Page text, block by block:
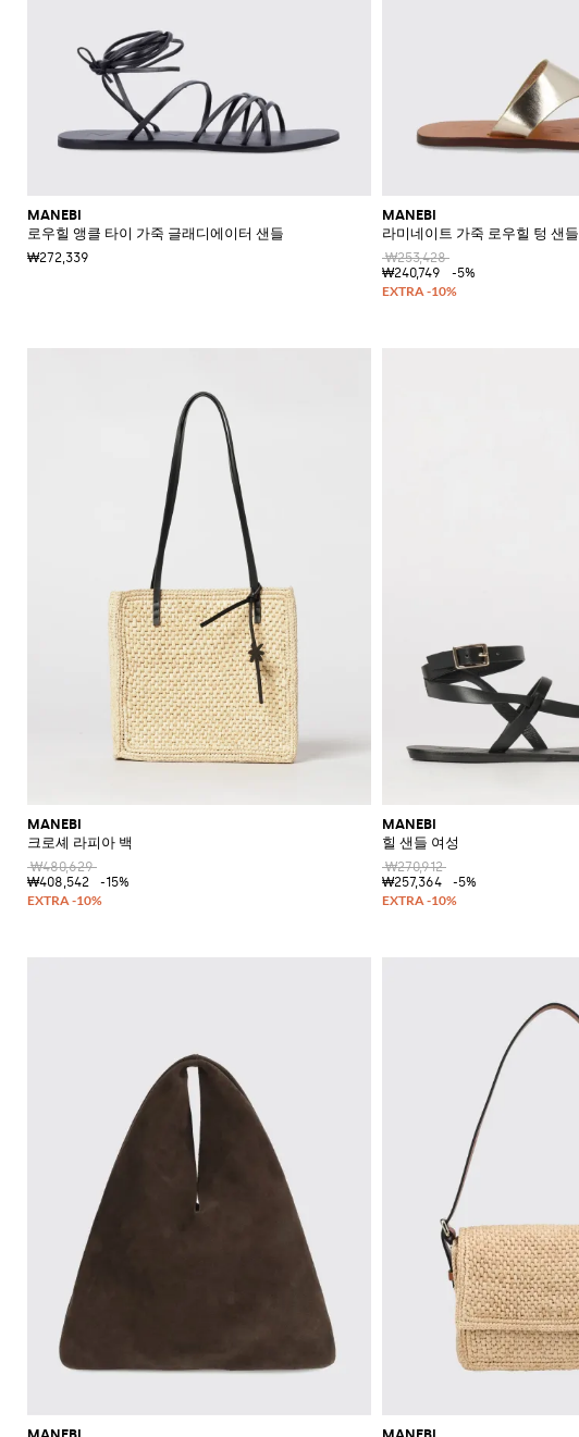
MANEBI
로우힐 앵클 타이 가죽 글래디에이터 샌들
₩272,339
MANEBI
라미네이트 가죽 로우힐 텅 샌들
₩253,428
₩240,749
-5%
MANEBI
크로셰 라피아 백
₩480,629
₩408,542
-15%
MANEBI
힐 샌들 여성
₩270,912
₩257,364
-5%